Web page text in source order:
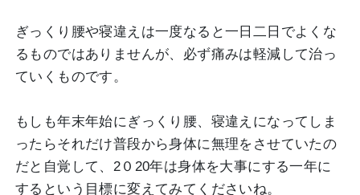
ぎっくり腰や寝違えは一度なると一日二日でよくな
るものではありませんが、必ず痛みは軽減して治っ
ていくものです。
もしも年末年始にぎっくり腰、寝違えになってしま
ったらそれだけ普段から身体に無理をさせていたの
だと自覚して、2０20年は身体を大事にする一年に
するという目標に変えてみてくださいね。